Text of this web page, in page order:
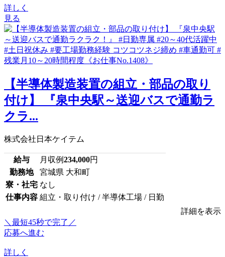
詳しく
見る
【半導体製造装置の組立・部品の取り
付け】 『泉中央駅～送迎バスで通勤ラ
クラ...
株式会社日本ケイテム
給与 月収例234,000円
勤務地
宮城県 大和町
寮・社宅 なし
仕事内容 組立・取り付け / 半導体工場 / 日勤
詳細を表示
＼最短45秒で完了／
応募へ進む
詳しく